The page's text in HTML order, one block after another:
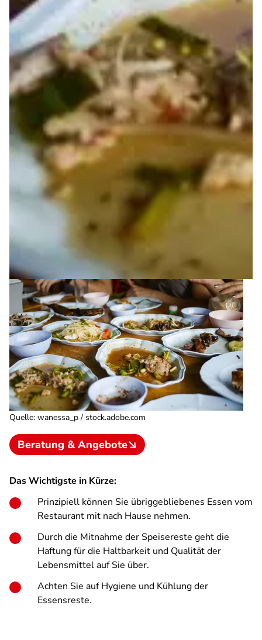
Quelle: wanessa_p / stock.adobe.com
Beratung & Angebote
Das Wichtigste in Kürze:
Prinzipiell können Sie übriggebliebenes Essen vom
Restaurant mit nach Hause nehmen.
Durch die Mitnahme der Speisereste geht die
Haftung für die Haltbarkeit und Qualität der
Lebensmittel auf Sie über.
Achten Sie auf Hygiene und Kühlung der
Essensreste.